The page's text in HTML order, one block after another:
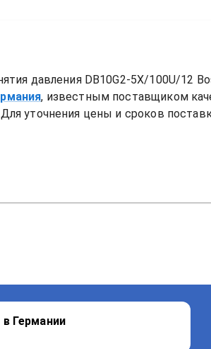
давления DB10G2-5X/100U/12
, известным поставщиком
уточнения цены и сроков
в Германии